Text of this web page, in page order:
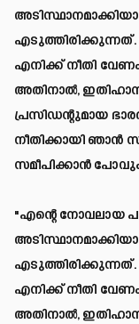
എടുത്തിരിക്കുന്നത്.
എനിക്ക് നീതി
അതിനാൽ,
പ്രസിഡന്റുമായ
നീതിക്കായി ഞാൻ
സമീപിക്കാൻ
"എന്റെ നോവലായ
എടുത്തിരിക്കുന്നത്.
എനിക്ക് നീതി
അതിനാൽ,